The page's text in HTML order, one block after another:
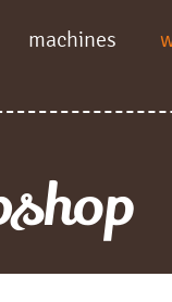
machines